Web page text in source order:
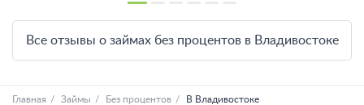
Все отзывы о займах без процентов в Владивостоке
Главная Займы Без процентов В Владивостоке